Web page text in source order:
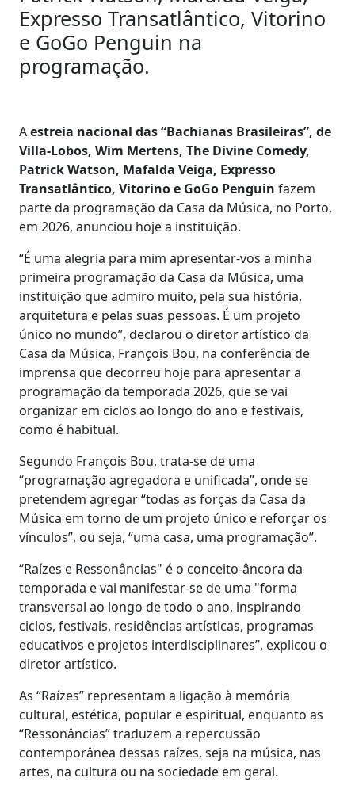
Expresso Transatlântico, Vitorino
e GoGo Penguin na
programação.
Aestreia nacional das “Bachianas Brasileiras”, de
Villa-Lobos, Wim Mertens, The Divine Comedy,
Patrick Watson, Mafalda Veiga, Expresso
Transatlântico, Vitorino e GoGo Penguin fazem
parte da programação da Casa da Música, no Porto,
em 2026, anunciou hoje a instituição.
“É uma alegria para mim apresentar-vos a minha
primeira programação da Casa da Música, uma
instituição que admiro muito, pela sua história,
arquitetura e pelas suas pessoas. É um projeto
único no mundo”, declarou o diretor artístico da
Casa da Música, François Bou, na conferência de
imprensa que decorreu hoje para apresentar a
programação da temporada 2026, que se vai
organizar em ciclos ao longo do ano e festivais,
como é habitual.
Segundo François Bou, trata-se de uma
“programação agregadora e unificada”, onde se
pretendem agregar “todas as forças da Casa da
Música em torno de um projeto único e reforçar os
vínculos”, ou seja, “uma casa, uma programação”.
“Raízes e Ressonâncias" é o conceito-âncora da
temporada e vai manifestar-se de uma "forma
transversal ao longo de todo o ano, inspirando
ciclos, festivais, residências artísticas, programas
educativos e projetos interdisciplinares”, explicou o
diretor artístico.
As “Raízes” representam a ligação à memória
cultural, estética, popular e espiritual, enquanto as
“Ressonâncias” traduzem a repercussão
contemporânea dessas raízes, seja na música, nas
artes, na cultura ou na sociedade em geral.